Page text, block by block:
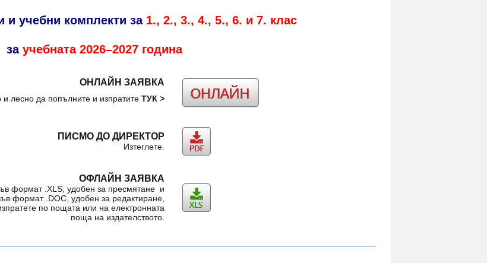
и учебни комплекти за 1., 2., 3., 4., 5., 6. и 7. клас
за учебната 2026–2027 година
ОНЛАЙН ЗАЯВКА
лесно да попълните и изпратите ТУК >
ПИСМО ДО ДИРЕКТОР
Изтеглете.
ОФЛАЙН ЗАЯВКА
формат .XLS, удобен за пресмятане и
формат .DOC, удобен за редактиране,
по пощата или на електронната
поща на издателството.